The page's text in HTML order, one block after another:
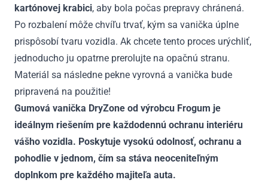
kartónovej krabici, aby bola počas prepravy chránená.
Po rozbalení môže chvíľu trvať, kým sa vanička úplne
prispôsobí tvaru vozidla. Ak chcete tento proces urýchliť,
jednoducho ju opatrne prerolujte na opačnú stranu.
Materiál sa následne pekne vyrovná a vanička bude
pripravená na použitie!
Gumová vanička DryZone od výrobcu Frogum je
ideálnym riešením pre každodennú ochranu interiéru
vášho vozidla. Poskytuje vysokú odolnosť, ochranu a
pohodlie v jednom, čím sa stáva neoceniteľným
doplnkom pre každého majiteľa auta.